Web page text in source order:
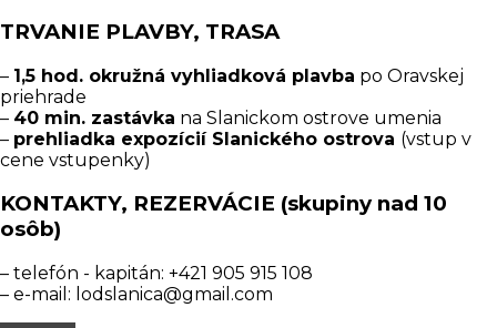
TRVANIE PLAVBY, TRASA
– 1,5 hod. okružná vyhliadková plavba po Oravskej
priehrade
– 40 min. zastávka na Slanickom ostrove umenia
– prehliadka expozícií Slanického ostrova (vstup v
cene vstupenky)
KONTAKTY, REZERVÁCIE (skupiny nad 10
osôb)
– telefón - kapitán: +421 905 915 108
– e-mail: lodslanica@gmail.com